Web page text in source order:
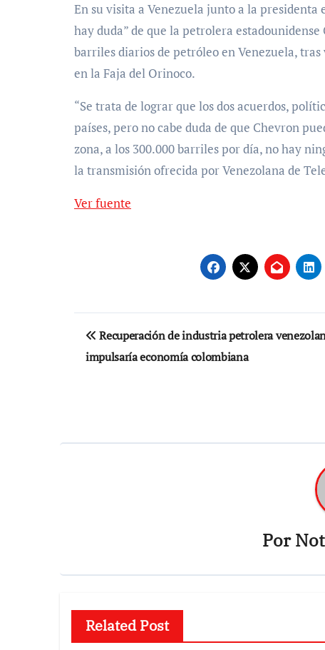
En su visita a Venezuela junto a la
hay duda” de que la petrolera
barriles diarios de petróleo en Venezuela,
en la Faja del Orinoco.
“Se trata de lograr que los dos acuerdos,
países, pero no cabe duda de que Chevron
zona, a los 300.000 barriles por día, no hay
la transmisión ofrecida por Venezolana de
Ver fuente
Navegación
de
Recuperación de industria petrolera
impulsaría economía colombiana
Por
Related Post